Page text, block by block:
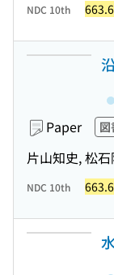
NDC 10th 663.6
Paper 図
片山知史, 松
NDC 10th 663.6